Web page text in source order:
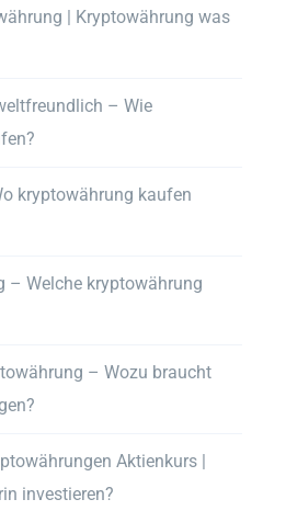
| Kryptowährung was
– Wie
kryptowährung kaufen
– Welche kryptowährung
– Wozu braucht
Aktienkurs |
investieren?